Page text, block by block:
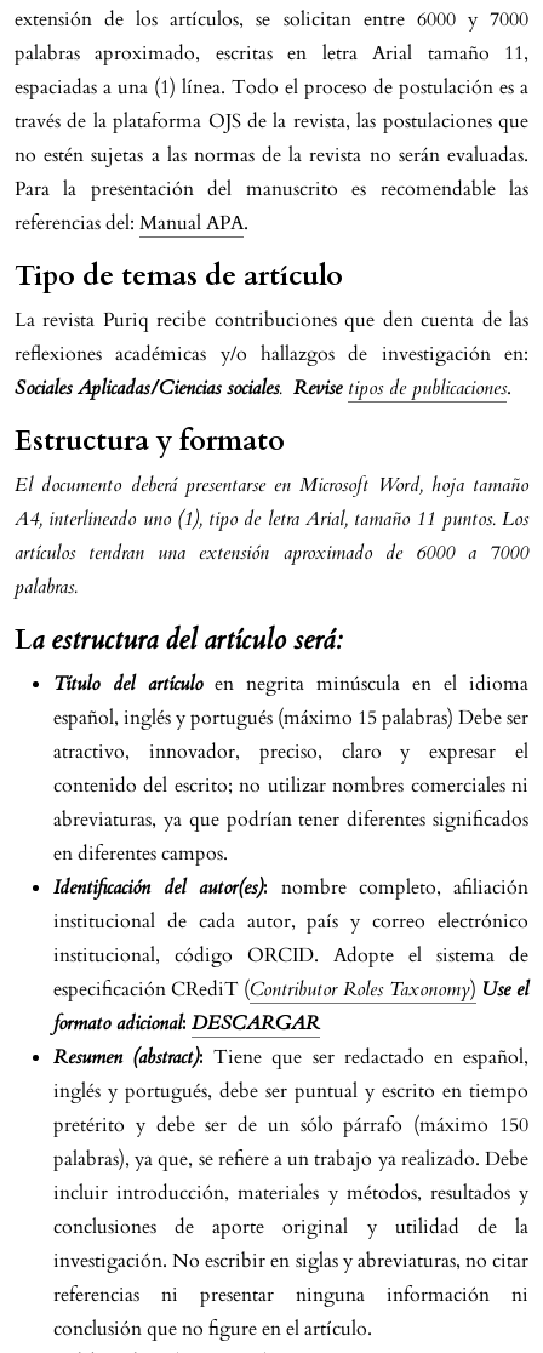
extensión de los artículos, se solicitan entre 6000 y 7000
palabras aproximado, escritas en letra Arial tamaño 11,
espaciadas a una (1) línea. Todo el proceso de postulación es a
través de la plataforma OJS de la revista, las postulaciones que
no estén sujetas a las normas de la revista no serán evaluadas.
Para la presentación del manuscrito es recomendable las
referencias del: Manual APA.
Tipo de temas de artículo
La revista Puriq recibe contribuciones que den cuenta de las
reflexiones académicas y/o hallazgos de investigación en:
Sociales Aplicadas/Ciencias sociales. Revise tipos de publicaciones.
Estructura y formato
El documento deberá presentarse en Microsoft Word, hoja tamaño
A4, interlineado uno (1), tipo de letra Arial, tamaño 11 puntos. Los
artículos tendran una extensión aproximado de 6000 a 7000
palabras.
La estructura del artículo será:
Título del artículoen negrita minúscula en el idioma
español, inglés y portugués (máximo 15 palabras) Debe ser
atractivo, innovador, preciso, claro y expresar el
contenido del escrito; no utilizar nombres comerciales ni
abreviaturas, ya que podrían tener diferentes significados
en diferentes campos.
Identificación del autor(es): nombre completo, afiliación
institucional de cada autor, país y correo electrónico
institucional, código ORCID. Adopte el sistema de
especificación CRediT (Contributor Roles Taxonomy) Use el
formato adicional: DESCARGAR
Resumen (abstract): Tiene que ser redactado en español,
inglés y portugués, debe ser puntual y escrito en tiempo
pretérito y debe ser de un sólo párrafo (máximo 150
palabras), ya que, se refiere a un trabajo ya realizado. Debe
incluir introducción, materiales y métodos, resultados y
conclusiones de aporte original y utilidad de la
investigación. No escribir en siglas y abreviaturas, no citar
referencias ni presentar ninguna información ni
conclusión que no figure en el artículo.